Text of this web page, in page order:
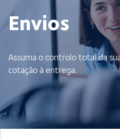
Envios
Assuma o controlo total da
cotação à entrega.